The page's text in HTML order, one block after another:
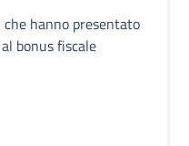
che hanno presentato
bonus fiscale